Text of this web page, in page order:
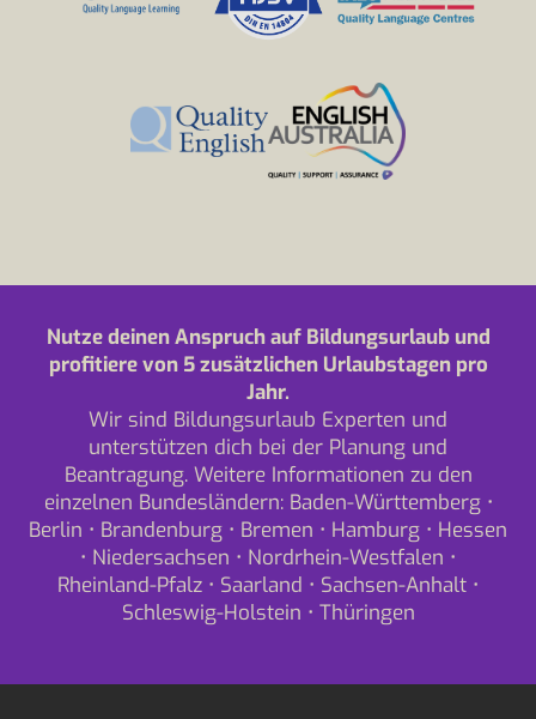
Nutze deinen Anspruch auf Bildungsurlaub und
profitiere von 5 zusätzlichen Urlaubstagen pro
Jahr.
Wir sind Bildungsurlaub Experten und
unterstützen dich bei der Planung und
Beantragung. Weitere Informationen zu den
einzelnen Bundesländern: Baden-Württemberg•
Berlin • Brandenburg • Bremen • Hamburg • Hessen
• Niedersachsen • Nordrhein-Westfalen •
Rheinland-Pfalz • Saarland • Sachsen-Anhalt •
Schleswig-Holstein • Thüringen